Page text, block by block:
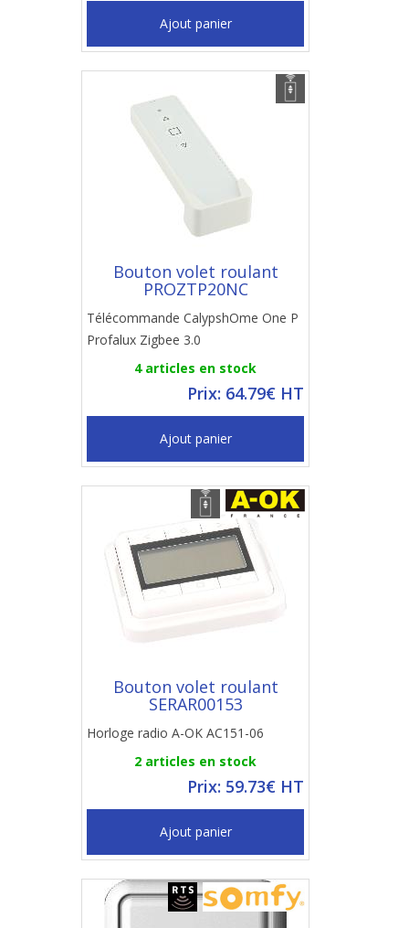
Ajout panier
Bouton volet roulant
PROZTP20NC
Télécommande CalypshOme One P
Profalux Zigbee 3.0
4 articles en stock
Prix: 64.79€ HT
Ajout panier
Bouton volet roulant
SERAR00153
Horloge radio A-OK AC151-06
2 articles en stock
Prix: 59.73€ HT
Ajout panier